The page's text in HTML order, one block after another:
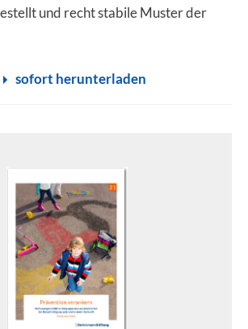
und recht stabile Muster der
sofort herunterladen